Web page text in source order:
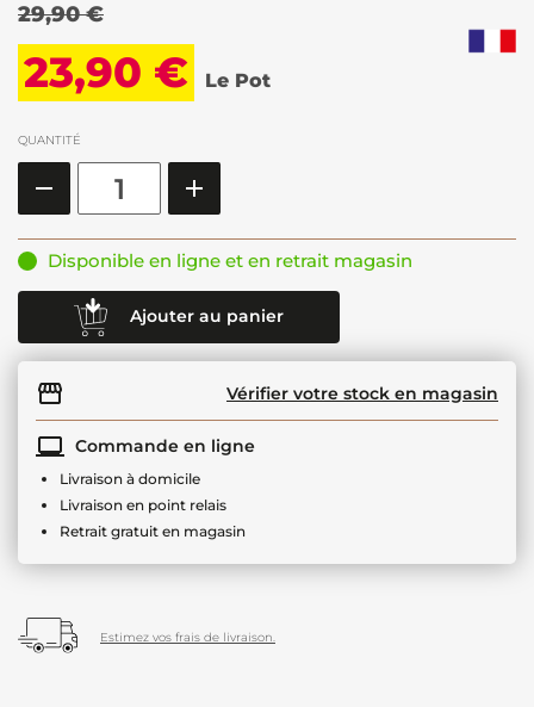
29,90 €
23,90 € Le Pot
QUANTITÉ
Disponible en ligne et en retrait magasin
Ajouter au panier
Vérifier votre stock en magasin
Commande en ligne
Livraison à domicile
Livraison en point relais
Retrait gratuit en magasin
Estimez vos frais de livraison.